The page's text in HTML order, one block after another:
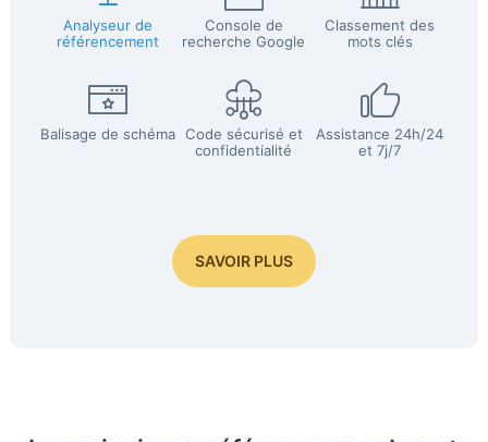
Analyseur de
référencement
Console de
recherche Google
Classement des
mots clés
Balisage de schéma Code sécurisé et
confidentialité
Assistance 24h/24
et 7j/7
SAVOIR PLUS